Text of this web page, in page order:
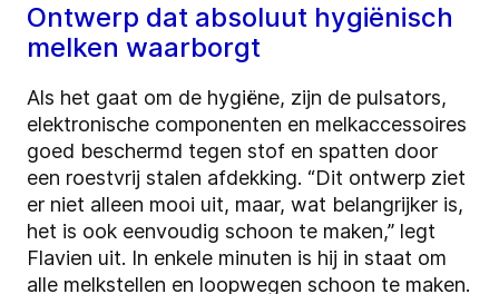
Ontwerp dat absoluut hygiënisch
melken waarborgt
Als het gaat om de hygiëne, zijn de pulsators,
elektronische componenten en melkaccessoires
goed beschermd tegen stof en spatten door
een roestvrij stalen afdekking. “Dit ontwerp ziet
er niet alleen mooi uit, maar, wat belangrijker is,
het is ook eenvoudig schoon te maken,” legt
Flavien uit. In enkele minuten is hij in staat om
alle melkstellen en loopwegen schoon te maken.